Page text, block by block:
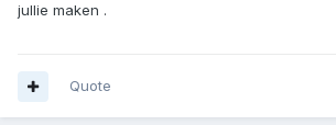
jullie maken .
Quote